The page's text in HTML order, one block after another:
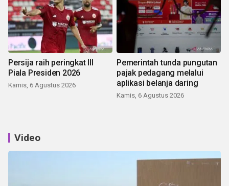
Persija raih peringkat III
Piala Presiden 2026
Kamis, 6 Agustus 2026
Pemerintah tunda pungutan
pajak pedagang melalui
aplikasi belanja daring
Kamis, 6 Agustus 2026
Video